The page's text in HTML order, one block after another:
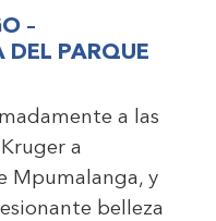
–
DEL PARQUE
a las
a
Mpumalanga, y
belleza